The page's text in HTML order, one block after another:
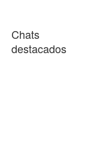
Chats
destacados